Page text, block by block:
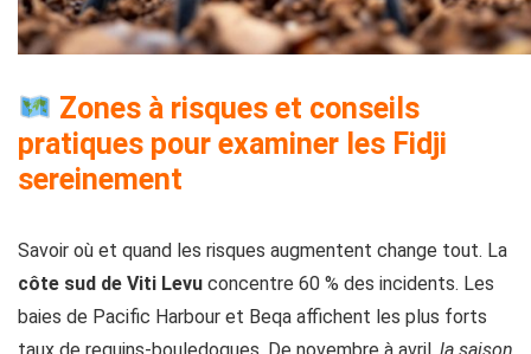
Zones à risques et conseils
pratiques pour examiner les Fidji
sereinement
Savoir où et quand les risques augmentent change tout. La
côte sud de Viti Levu concentre 60 % des incidents. Les
baies de Pacific Harbour et Beqa affichent les plus forts
taux de requins-bouledogues. De novembre à avril, la saison